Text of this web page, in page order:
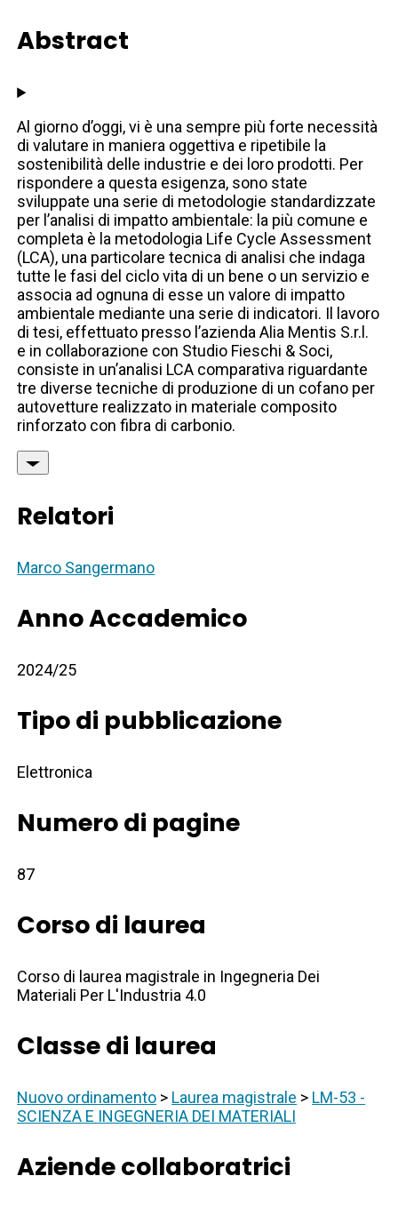
Abstract
Al giorno d’oggi, vi è una sempre più forte necessità
di valutare in maniera oggettiva e ripetibile la
sostenibilità delle industrie e dei loro prodotti. Per
rispondere a questa esigenza, sono state
sviluppate una serie di metodologie standardizzate
per l’analisi di impatto ambientale: la più comune e
completa è la metodologia Life Cycle Assessment
(LCA), una particolare tecnica di analisi che indaga
tutte le fasi del ciclo vita di un bene o un servizio e
associa ad ognuna di esse un valore di impatto
ambientale mediante una serie di indicatori. Il lavoro
di tesi, effettuato presso l’azienda Alia Mentis S.r.l.
e in collaborazione con Studio Fieschi & Soci,
consiste in un’analisi LCA comparativa riguardante
tre diverse tecniche di produzione di un cofano per
autovetture realizzato in materiale composito
rinforzato con fibra di carbonio.
Relatori
Marco Sangermano
Anno Accademico
2024/25
Tipo di pubblicazione
Elettronica
Numero di pagine
87
Corso di laurea
Corso di laurea magistrale in Ingegneria Dei
Materiali Per L'Industria 4.0
Classe di laurea
Nuovo ordinamento > Laurea magistrale > LM-53 -
SCIENZA E INGEGNERIA DEI MATERIALI
Aziende collaboratrici